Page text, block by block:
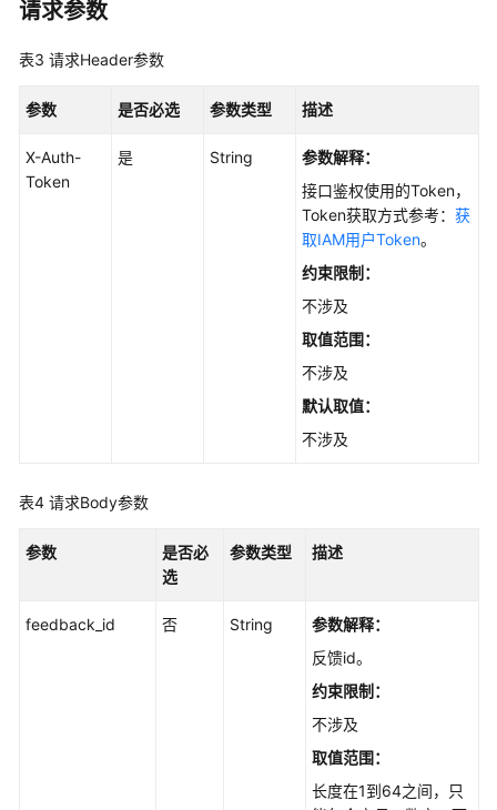
管
知
识
库
管
理
请求参数
表3 请求Header参数
参数 是否必选 参数类型 描述
X-Auth-
Token
是 String
参数解释：
接口鉴权使用的Token，
Token获取方式参考： 获
取IAM用户Token。
约束限制：
不涉及
取值范围：
不涉及
默认取值：
不涉及
表4 请求Body参数
参数
是否必
选
参数类型 描述
feedback_id 否 String
参数解释：
反馈id。
约束限制：
不涉及
取值范围：
长度在1到64之间，只